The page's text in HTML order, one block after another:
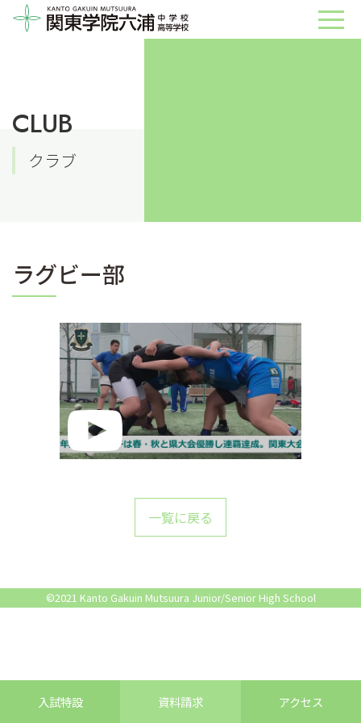
CLUB
クラブ
ラグビー部
一覧に戻る
©2021 Kanto Gakuin Mutsuura Junior/Senior High School
入試特設 資料請求 アクセス